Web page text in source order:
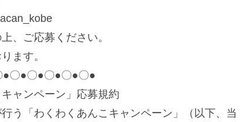
、ご応募ください。
ます。
〇●〇●〇●〇●〇●
ャンペーン」応募規約
う「わくわくあんこキャンペーン」（以下、当